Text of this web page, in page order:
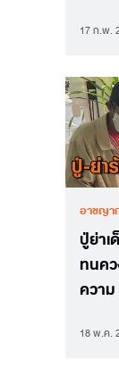
17 ก.พ.
อาชญา
ปู่ย่า
ทนค
ควา
18 พ.ค.